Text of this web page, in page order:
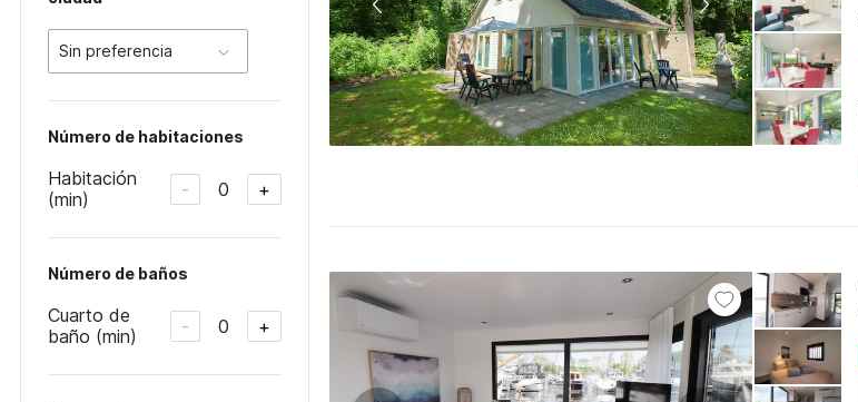
Sin preferencia
Número de habitaciones
Habitación
(min)
- 0 +
Número de baños
Cuarto de
baño (min)
- 0 +